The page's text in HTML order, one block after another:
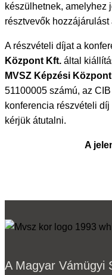
készülhetnek, amelyhez
résztvevők hozzájárulást
A részvételi díjat a
Központ Kft. által
MVSZ Képzési
51100005 számú, az
konferencia részvételi
kérjük átutalni.
A
A Magyar Vámügyi